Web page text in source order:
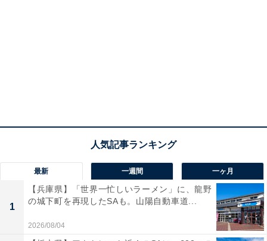
最新 一週間 一ヶ月
1
【兵庫県】「世界一忙しいラーメン」に、龍野
の城下町を再現したSAも。山陽自動車道...
2026/08/04